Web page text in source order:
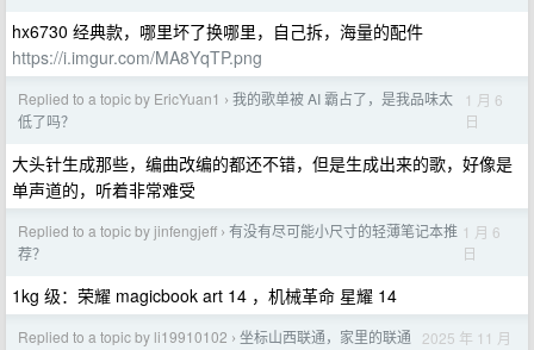
hx6730 经典款，哪里坏了换哪里，自己拆，海量的配件
https://i.imgur.com/MA8YqTP.png
Replied to a topic by EricYuan1 › 我的歌单被 AI 霸占了，是我品味太
低了吗？
1 月 6
日
大头针生成那些，编曲改编的都还不错，但是生成出来的歌，好像是
单声道的，听着非常难受
Replied to a topic by jinfengjeff › 有没有尽可能小尺寸的轻薄笔记本推
荐？
1 月 6
日
1kg 级：荣耀 magicbook art 14 ，机械革命 星耀 14
Replied to a topic by li19910102 › 坐标山西联通，家里的联通
2025 年 11 月